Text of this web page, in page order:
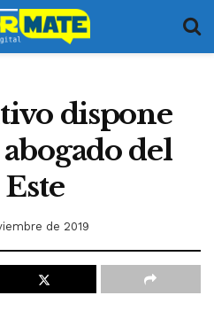
dispone
del
de 2019